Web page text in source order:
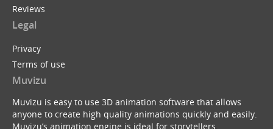
Reviews
Legal
Privacy
Terms of use
Muvizu
Muvizu is easy to use 3D animation software that allows
anyone to create high quality animations quickly and easily.
Muvizu’s animation engine is ideal for storytellers,